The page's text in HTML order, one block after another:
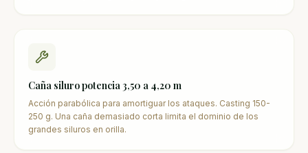
Caña siluro potencia 3,50 a 4,20 m
Acción parabólica para amortiguar los ataques. Casting 150-
250 g. Una caña demasiado corta limita el dominio de los
grandes siluros en orilla.